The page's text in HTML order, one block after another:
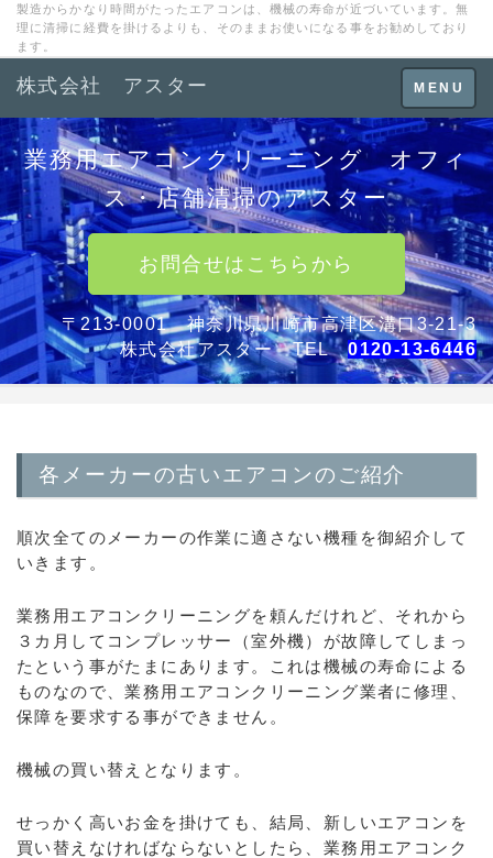
製造からかなり時間がたったエアコンは、機械の寿命が近づいています。無
理に清掃に経費を掛けるよりも、そのままお使いになる事をお勧めしており
ます。
Toggle
navigation
MENU
株式会社 アスター
業務用エアコンクリーニング オフィ
ス・店舗清掃のアスター
お問合せはこちらから
〒213-0001 神奈川県川崎市高津区溝口3-21-3
株式会社アスター TEL0120-13-6446
各メーカーの古いエアコンのご紹介
順次全てのメーカーの作業に適さない機種を御紹介して
いきます。
業務用エアコンクリーニングを頼んだけれど、それから
３カ月してコンプレッサー（室外機）が故障してしまっ
たという事がたまにあります。これは機械の寿命による
ものなので、業務用エアコンクリーニング業者に修理、
保障を要求する事ができません。
機械の買い替えとなります。
せっかく高いお金を掛けても、結局、新しいエアコンを
買い替えなければならないとしたら、業務用エアコンク